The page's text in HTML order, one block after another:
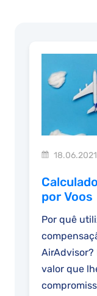
18.06.2021
por Voos
Por quê
AirAdvisor?
valor que